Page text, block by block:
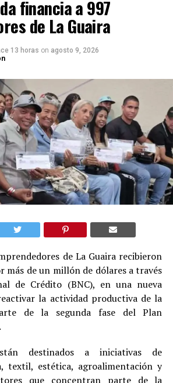
financia a 997
de La Guaira
13 horas on agosto 9, 2026
de La Guaira recibieron
más de un millón de dólares a través
de Crédito (BNC), en una nueva
la actividad productiva de la
de la segunda fase del Plan
destinados a iniciativas de
textil, estética, agroalimentación y
que concentran parte de la